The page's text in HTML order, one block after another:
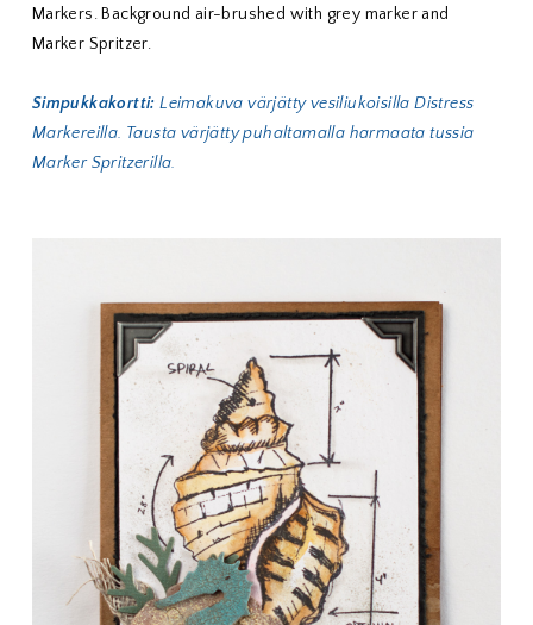
Markers. Background air-brushed with grey marker and
Marker Spritzer.
Simpukkakortti: Leimakuva värjätty vesiliukoisilla Distress
Markereilla. Tausta värjätty puhaltamalla harmaata tussia
Marker Spritzerilla.